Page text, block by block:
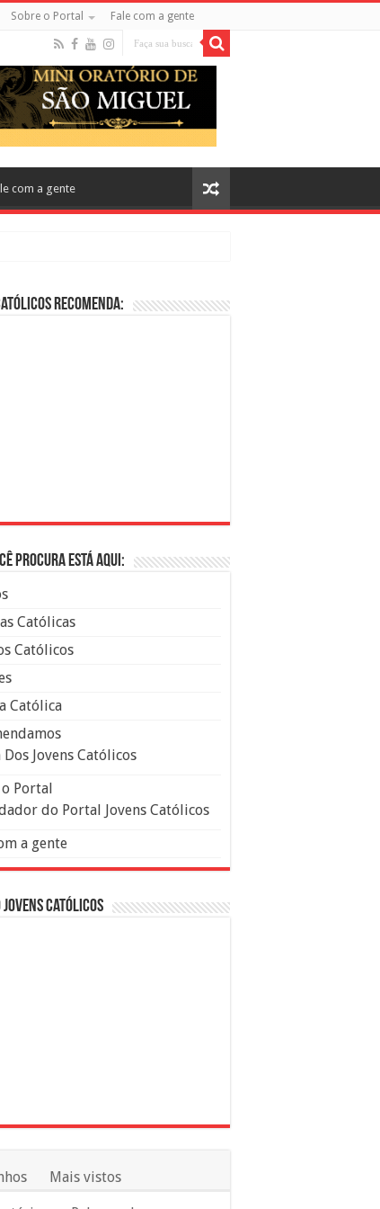
Sobre o Portal Fale com a gente
com a gente
CinemaRecomenda:
procura está aqui:
Católicas
Católicos
Católica
Dos Jovens Católicos
Portal
do Portal Jovens Católicos
a gente
Católicos
Mais vistos